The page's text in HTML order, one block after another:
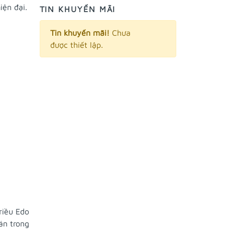
đại.
Edo
trong
TIN KHUYẾN MÃI
Tin khuyến mãi! Chưa
được thiết lập.